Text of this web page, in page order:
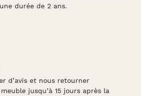
durée de 2 ans.
d’avis et nous retourner
jusqu’à 15 jours après la